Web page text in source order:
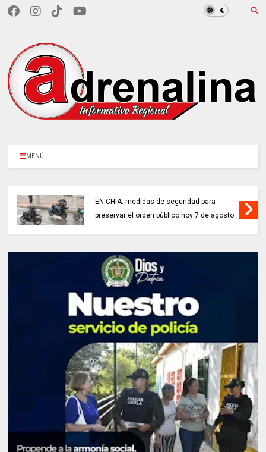
MENÚ
EN CHÍA: medidas de seguridad para
preservar el orden público hoy 7 de agosto